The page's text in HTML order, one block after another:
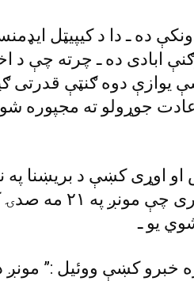
ده ـ دا د کيپيټل
ابادى ده ـ چرته چې د
يوازې دوه ګنټې
دې عادت جوړولو ته
اوړى کښې د بريښنا په
مهال ووئيل :”
خبرو کښې ووئيل :” مونږ